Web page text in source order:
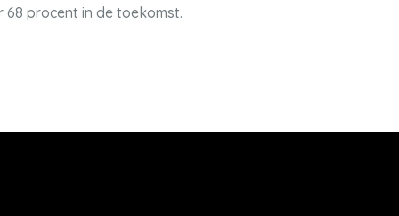
procent in de toekomst.